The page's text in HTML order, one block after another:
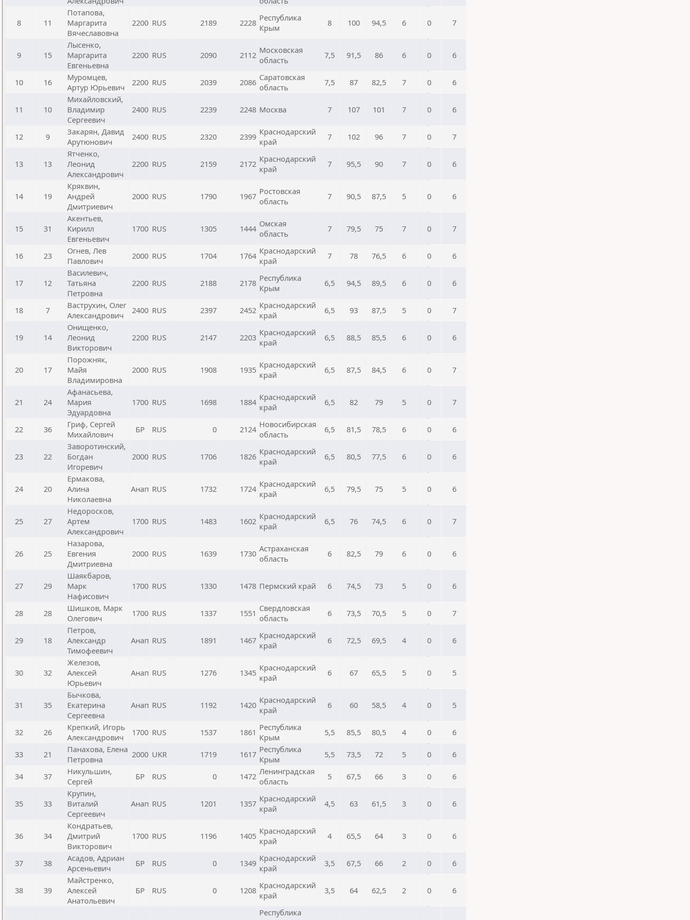
8 11
Потапова,
Маргарита
Вячеславовна
2200 RUS 2189 2228 Республика
Крым
8 100 94,5 6 0 7
9 15
Лысенко,
Маргарита
Евгеньевна
2200 RUS 2090 2112 Московская
область
7,5 91,5 86 6 0 6
10 16
Муромцев,
Артур Юрьевич
2200 RUS 2039 2086 Саратовская
область
7,5 87 82,5 7 0 6
11 10
Михайловский,
Владимир
Сергеевич
2400 RUS 2239 2248 Москва 7 107 101 7 0 6
12 9
Закарян, Давид
Арутюнович
2400 RUS 2320 2399 Краснодарский
край
7 102 96 7 0 7
13 13
Ятченко,
Леонид
Александрович
2200 RUS 2159 2172 Краснодарский
край
7 95,5 90 7 0 6
14 19
Кряквин,
Андрей
Дмитриевич
2000 RUS 1790 1967 Ростовская
область
7 90,5 87,5 5 0 6
15 31
Акентьев,
Кирилл
Евгеньевич
1700 RUS 1305 1444 Омская
область
7 79,5 75 7 0 7
16 23
Огнев, Лев
Павлович
2000 RUS 1704 1764 Краснодарский
край
7 78 76,5 6 0 6
17 12
Василевич,
Татьяна
Петровна
2200 RUS 2188 2178 Республика
Крым
6,5 94,5 89,5 6 0 6
18 7
Ваструхин, Олег
Александрович
2400 RUS 2397 2452 Краснодарский
край
6,5 93 87,5 5 0 7
19 14
Онищенко,
Леонид
Викторович
2200 RUS 2147 2203 Краснодарский
край
6,5 88,5 85,5 6 0 6
20 17
Порожняк,
Майя
Владимировна
2000 RUS 1908 1935 Краснодарский
край
6,5 87,5 84,5 6 0 7
21 24
Афанасьева,
Мария
Эдуардовна
1700 RUS 1698 1884 Краснодарский
край
6,5 82 79 5 0 7
22 36
Гриф, Сергей
Михайлович
БР RUS 0 2124 Новосибирская
область
6,5 81,5 78,5 6 0 6
23 22
Заворотинский,
Богдан
Игоревич
2000 RUS 1706 1826 Краснодарский
край
6,5 80,5 77,5 6 0 6
24 20
Ермакова,
Алина
Николаевна
Анап RUS 1732 1724 Краснодарский
край
6,5 79,5 75 5 0 6
25 27
Недоросков,
Артем
Александрович
1700 RUS 1483 1602 Краснодарский
край
6,5 76 74,5 6 0 7
26 25
Назарова,
Евгения
Дмитриевна
2000 RUS 1639 1730 Астраханская
область
6 82,5 79 6 0 6
27 29
Шаякбаров,
Марк
Нафисович
1700 RUS 1330 1478 Пермский край 6 74,5 73 5 0 6
28 28
Шишков, Марк
Олегович
1700 RUS 1337 1551 Свердловская
область
6 73,5 70,5 5 0 7
29 18
Петров,
Александр
Тимофеевич
Анап RUS 1891 1467 Краснодарский
край
6 72,5 69,5 4 0 6
30 32
Железов,
Алексей
Юрьевич
Анап RUS 1276 1345 Краснодарский
край
6 67 65,5 5 0 5
31 35
Бычкова,
Екатерина
Сергеевна
Анап RUS 1192 1420 Краснодарский
край
6 60 58,5 4 0 5
32 26
Крепкий, Игорь
Александрович
1700 RUS 1537 1861 Республика
Крым
5,5 85,5 80,5 4 0 6
33 21
Панахова, Елена
Петровна
2000 UKR 1719 1617 Республика
Крым
5,5 73,5 72 5 0 6
34 37
Никульшин,
Сергей
БР RUS 0 1472 Ленинградская
область
5 67,5 66 3 0 6
35 33
Крупин,
Виталий
Сергеевич
Анап RUS 1201 1357 Краснодарский
край
4,5 63 61,5 3 0 6
36 34
Кондратьев,
Дмитрий
Викторович
1700 RUS 1196 1405 Краснодарский
край
4 65,5 64 3 0 6
37 38
Асадов, Адриан
Арсеньевич
БР RUS 0 1349 Краснодарский
край
3,5 67,5 66 2 0 6
38 39
Майстренко,
Алексей
Анатольевич
БР RUS 0 1208 Краснодарский
край
3,5 64 62,5 2 0 6
Республика